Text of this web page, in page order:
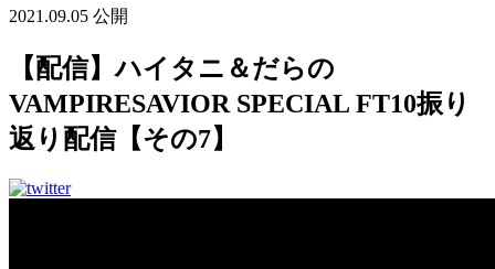
2021.09.05 公開
【配信】ハイタニ＆だらの
VAMPIRESAVIOR SPECIAL FT10振り
返り配信【その7】